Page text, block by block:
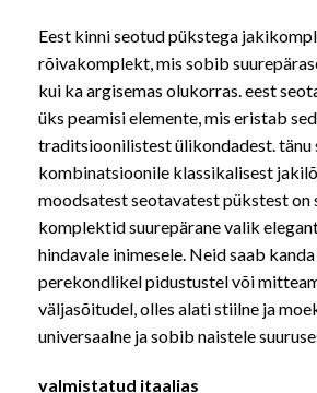
Eest kinni seotud pükstega
rõivakomplekt, mis sobib
kui ka argisemas olukorras. eest
üks peamisi elemente, mis eristab
traditsioonilistest ülikondadest. tänu
kombinatsioonile klassikalisest
moodsatest seotavatest pükstest on
komplektid suurepärane valik
hindavale inimesele. Neid saab
perekondlikel pidustustel või
väljasõitudel, olles alati stiilne ja
universaalne ja sobib naistele
valmistatud itaalias